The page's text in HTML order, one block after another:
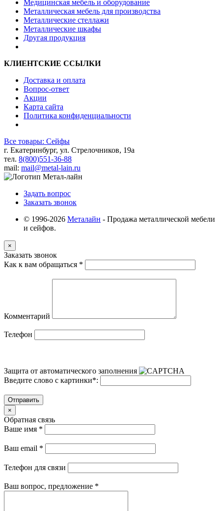
Медицинская мебель и оборудование
Металлическая мебель для производства
Металлические стеллажи
Металлические шкафы
Другая продукция
КЛИЕНТСКИЕ ССЫЛКИ
Доставка и оплата
Вопрос-ответ
Акции
Карта сайта
Политика конфиденциальности
Все товары: Сейфы
г. Екатеринбург, ул. Стрелочников, 19а
тел. 8(800)551-36-88
mail: mail@metal-lain.ru
Задать вопрос
Заказать звонок
© 1996-2026 Металайн - Продажа металлической мебели
и сейфов.
×
Заказать звонок
Как к вам обращаться *
Комментарий
Телефон
Защита от автоматического заполнения
Введите слово с картинки*:
Отправить
×
Обратная связь
Ваше имя *
Ваш email *
Телефон для связи
Ваш вопрос, предложение *